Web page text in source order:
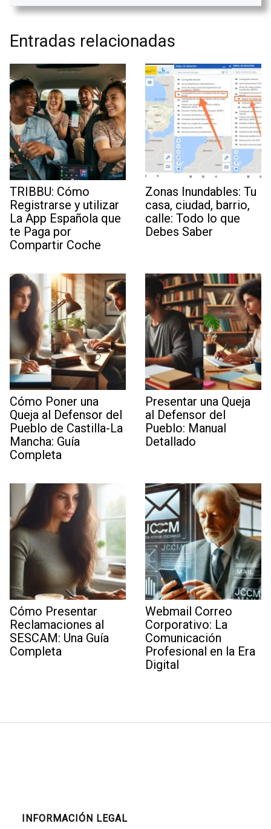
Entradas relacionadas
TRIBBU: Cómo
Registrarse y utilizar
La App Española que
te Paga por
Compartir Coche
Zonas Inundables: Tu
casa, ciudad, barrio,
calle: Todo lo que
Debes Saber
Cómo Poner una
Queja al Defensor del
Pueblo de Castilla-La
Mancha: Guía
Completa
Presentar una Queja
al Defensor del
Pueblo: Manual
Detallado
Cómo Presentar
Reclamaciones al
SESCAM: Una Guía
Completa
Webmail Correo
Corporativo: La
Comunicación
Profesional en la Era
Digital
INFORMACIÓN LEGAL